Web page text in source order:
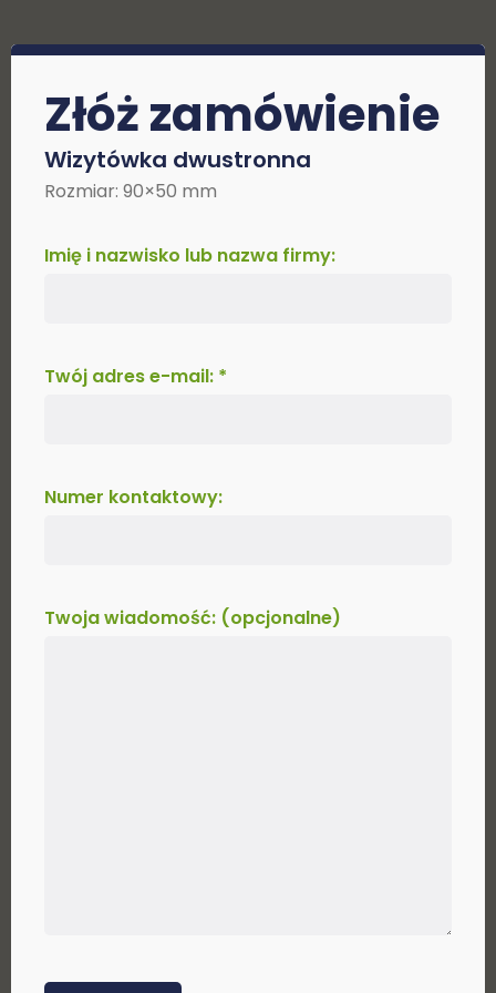
Złóż zamówienie
Wizytówka dwustronna
Rozmiar: 90×50 mm
Imię i nazwisko lub nazwa firmy:
Twój adres e-mail: *
Numer kontaktowy:
Twoja wiadomość: (opcjonalne)